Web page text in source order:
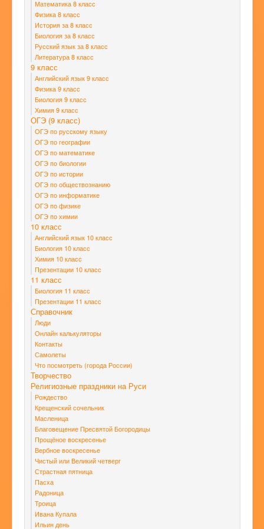
Математика 8 класс
Физика 8 класс
История за 8 класс
Биология за 8 класс
Русский язык за 8 класс
Литература 8 класс
9 класс
Английский язык 9 класс
Физика 9 класс
Биология 9 класс
Химия 9 класс
ОГЭ (9 класс)
ОГЭ по русскому языку
ОГЭ по географии
ОГЭ по математике
ОГЭ по биологии
ОГЭ по истории
ОГЭ по обществознанию
ОГЭ по информатике
ОГЭ по физике
ОГЭ по химии
10 класс
Английский язык 10 класс
Биология 10 класс
Химия 10 класс
Презентации 10 класс
11 класс
Биология 11 класс
Презентации 11 класс
Справочник
Люди
Онлайн калькуляторы
Контакты
Самолеты
Что посмотреть (города России)
Творчество
Религиозные праздники на Руси
Рождество
Крещенский сочельник
Масленица
Благовещение Пресвятой Богородицы
Прощёное воскресенье
Вербное воскресенье
Чистый или Великий четверг
Страстная пятница
Пасха
Радоница
Троица
Ивана Купала
Ильин день